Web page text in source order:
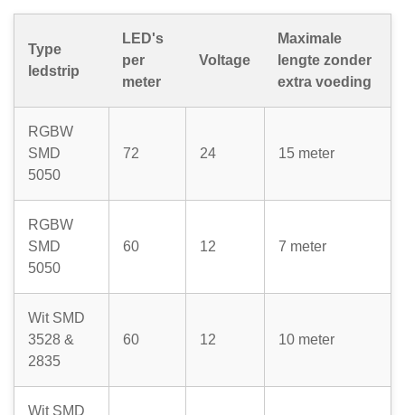
Type
ledstrip
LED's
per
meter
Voltage
Maximale
lengte zonder
extra voeding
RGBW
SMD
5050
72 24 15 meter
RGBW
SMD
5050
60 12 7 meter
Wit SMD
3528 &
2835
60 12 10 meter
Wit SMD